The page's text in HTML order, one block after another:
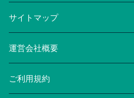
サイトマップ
運営会社概要
ご利用規約